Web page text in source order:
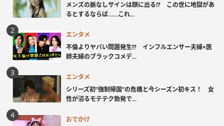
メンズの脈なしサインは顔に出る!? この世に地獄があ
るとするならば……これ...
エンタメ
不倫よりヤバい問題発生!? インフルエンサー夫婦×医
師夫婦のブラックコメデ...
エンタメ
シリーズ初“強制帰国”の危機と今シーズン初キス！ 女
性が沼るモテテク勃発で...
おでかけ